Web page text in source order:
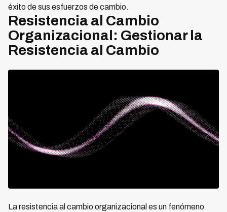
éxito de sus esfuerzos de cambio.
Resistencia al Cambio
Organizacional: Gestionar la
Resistencia al Cambio
La resistencia al cambio organizacional es un fenómeno